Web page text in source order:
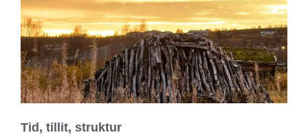
Tid, tillit, struktur